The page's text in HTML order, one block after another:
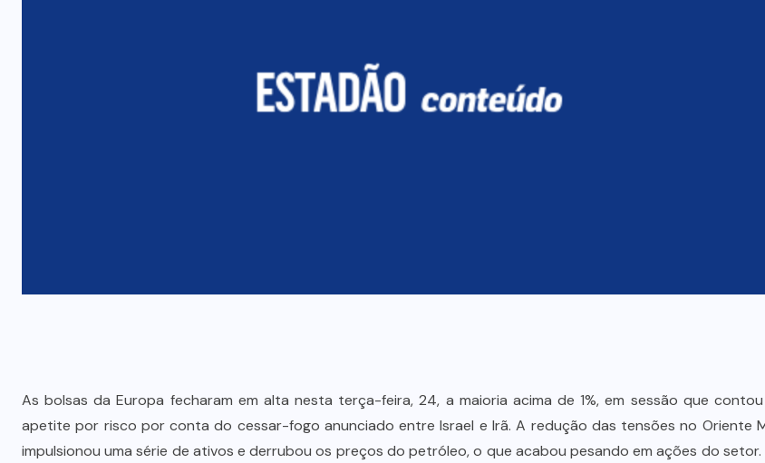
As bolsas da Europa fecharam em alta nesta terça-feira, 24, a maioria acima de 1%, em sessão que
apetite por risco por conta do cessar-fogo anunciado entre Israel e Irã. A redução das tensões no Oriente
impulsionou uma série de ativos e derrubou os preços do petróleo, o que acabou pesando em ações do setor.